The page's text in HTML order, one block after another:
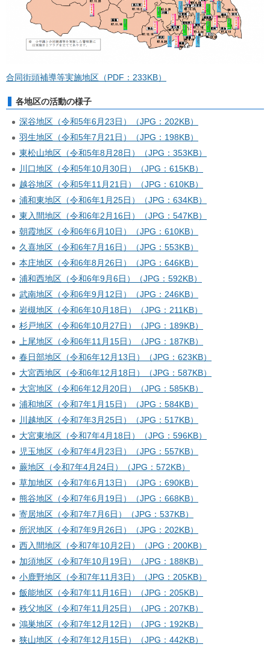
合同街頭補導等実施地区（PDF：233KB）
各地区の活動の様子
深谷地区（令和5年6月23日）（JPG：202KB）
羽生地区（令和5年7月21日）（JPG：198KB）
東松山地区（令和5年8月28日）（JPG：353KB）
川口地区（令和5年10月30日）（JPG：615KB）
越谷地区（令和5年11月21日）（JPG：610KB）
浦和東地区（令和6年1月25日）（JPG：634KB）
東入間地区（令和6年2月16日）（JPG：547KB）
朝霞地区（令和6年6月10日）（JPG：610KB）
久喜地区（令和6年7月16日）（JPG：553KB）
本庄地区（令和6年8月26日）（JPG：646KB）
浦和西地区（令和6年9月6日）（JPG：592KB）
武南地区（令和6年9月12日）（JPG：246KB）
岩槻地区（令和6年10月18日）（JPG：211KB）
杉戸地区（令和6年10月27日）（JPG：189KB）
上尾地区（令和6年11月15日）（JPG：187KB）
春日部地区（令和6年12月13日）（JPG：623KB）
大宮西地区（令和6年12月18日）（JPG：587KB）
大宮地区（令和6年12月20日）（JPG：585KB）
浦和地区（令和7年1月15日）（JPG：584KB）
川越地区（令和7年3月25日）（JPG：517KB）
大宮東地区（令和7年4月18日）（JPG：596KB）
児玉地区（令和7年4月23日）（JPG：557KB）
蕨地区（令和7年4月24日）（JPG：572KB）
草加地区（令和7年6月13日）（JPG：690KB）
熊谷地区（令和7年6月19日）（JPG：668KB）
寄居地区（令和7年7月6日）（JPG：537KB）
所沢地区（令和7年9月26日）（JPG：202KB）
西入間地区（令和7年10月2日）（JPG：200KB）
加須地区（令和7年10月19日）（JPG：188KB）
小鹿野地区（令和7年11月3日）（JPG：205KB）
飯能地区（令和7年11月16日）（JPG：205KB）
秩父地区（令和7年11月25日）（JPG：207KB）
鴻巣地区（令和7年12月12日）（JPG：192KB）
狭山地区（令和7年12月15日）（JPG：442KB）